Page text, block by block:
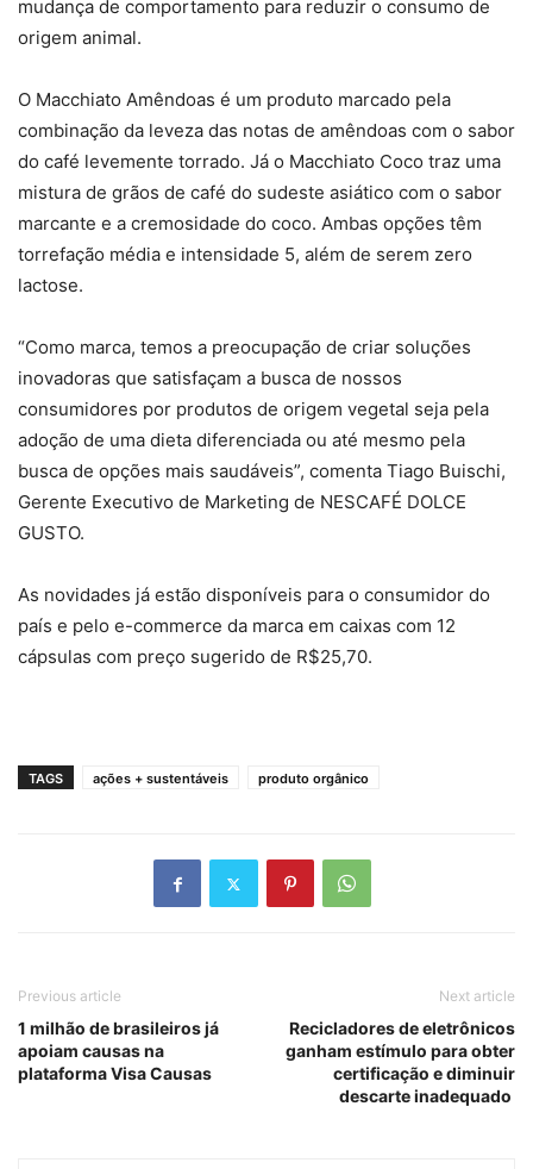
mudança de comportamento para reduzir o consumo de
origem animal.
O Macchiato Amêndoas é um produto marcado pela
combinação da leveza das notas de amêndoas com o sabor
do café levemente torrado. Já o Macchiato Coco traz uma
mistura de grãos de café do sudeste asiático com o sabor
marcante e a cremosidade do coco. Ambas opções têm
torrefação média e intensidade 5, além de serem zero
lactose.
“Como marca, temos a preocupação de criar soluções
inovadoras que satisfaçam a busca de nossos
consumidores por produtos de origem vegetal seja pela
adoção de uma dieta diferenciada ou até mesmo pela
busca de opções mais saudáveis”, comenta Tiago Buischi,
Gerente Executivo de Marketing de NESCAFÉ DOLCE
GUSTO.
As novidades já estão disponíveis para o consumidor do
país e pelo e-commerce da marca em caixas com 12
cápsulas com preço sugerido de R$25,70.
TAGS ações + sustentáveis produto orgânico
Previous article
1 milhão de brasileiros já
apoiam causas na
plataforma Visa Causas
Next article
Recicladores de eletrônicos
ganham estímulo para obter
certificação e diminuir
descarte inadequado